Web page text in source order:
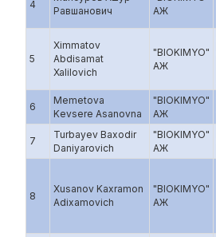
4
Равшанович
АЖ
5
Ximmatov
Abdisamat
Xalilovich
"BIOKIMYO"
АЖ
6
Memetova
Kevsere Asanovna
"BIOKIMYO"
АЖ
7
Turbayev Baxodir
Daniyarovich
"BIOKIMYO"
АЖ
8
Xusanov Kaxramon
Adixamovich
"BIOKIMYO"
АЖ